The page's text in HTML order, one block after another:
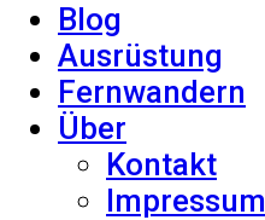
Blog
Ausrüstung
Fernwandern
Über
Kontakt
Impressum